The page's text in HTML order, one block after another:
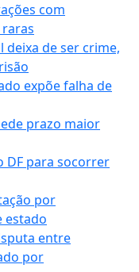
com
deixa de ser crime,
expõe falha de
prazo maior
DF para socorrer
por
estado
entre
por